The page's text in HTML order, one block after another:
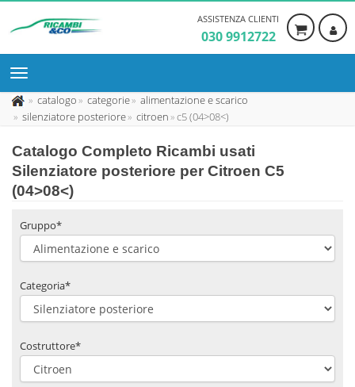
ASSISTENZA CLIENTI
030 9912722
catalogo categorie
alimentazione e scarico
silenziatore posteriore
citroen c5 (04>08<)
Catalogo Completo Ricambi usati
Silenziatore posteriore per Citroen C5
(04>08<)
Gruppo*
Categoria*
Costruttore*